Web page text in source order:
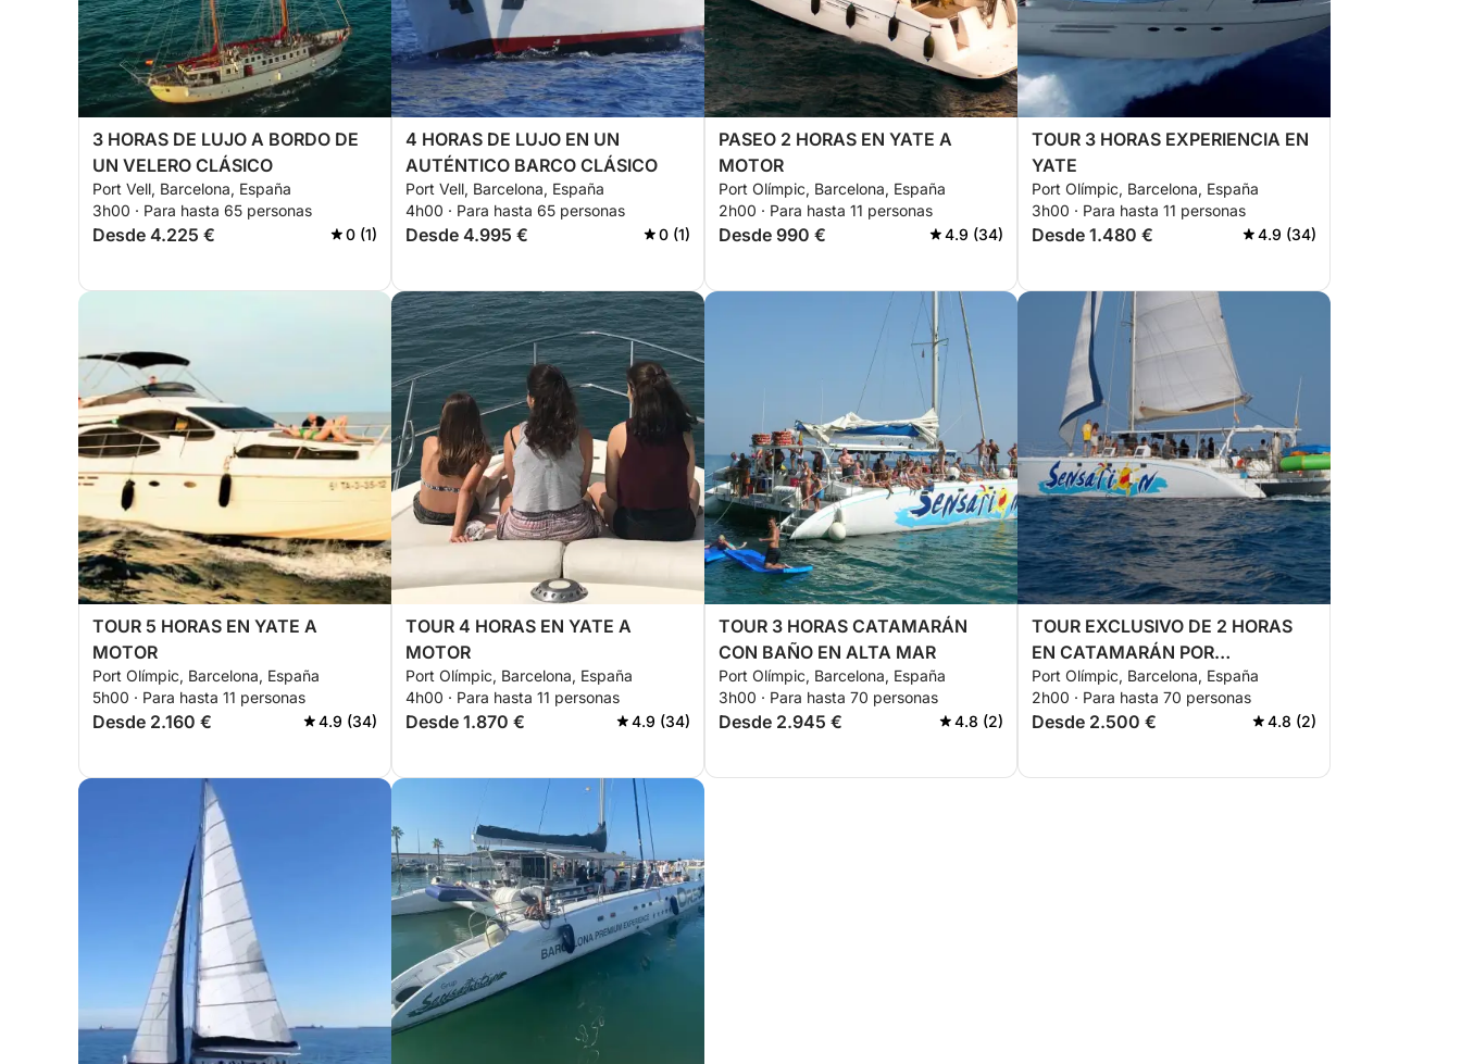
3 HORAS DE LUJO A BORDO DE
UN VELERO CLÁSICO
Port Vell, Barcelona, España
3h00 · Para hasta 65 personas
Desde 4.225 € 0 (1)
4 HORAS DE LUJO EN UN
AUTÉNTICO BARCO CLÁSICO
Port Vell, Barcelona, España
4h00 · Para hasta 65 personas
Desde 4.995 € 0 (1)
PASEO 2 HORAS EN YATE A
MOTOR
Port Olímpic, Barcelona, España
2h00 · Para hasta 11 personas
Desde 990 € 4.9 (34)
TOUR 3 HORAS EXPERIENCIA EN
YATE
Port Olímpic, Barcelona, España
3h00 · Para hasta 11 personas
Desde 1.480 € 4.9 (34)
TOUR 5 HORAS EN YATE A
MOTOR
Port Olímpic, Barcelona, España
5h00 · Para hasta 11 personas
Desde 2.160 € 4.9 (34)
TOUR 4 HORAS EN YATE A
MOTOR
Port Olímpic, Barcelona, España
4h00 · Para hasta 11 personas
Desde 1.870 € 4.9 (34)
TOUR 3 HORAS CATAMARÁN
CON BAÑO EN ALTA MAR
Port Olímpic, Barcelona, España
3h00 · Para hasta 70 personas
Desde 2.945 € 4.8 (2)
TOUR EXCLUSIVO DE 2 HORAS
EN CATAMARÁN POR
BARCELONA
Port Olímpic, Barcelona, España
2h00 · Para hasta 70 personas
Desde 2.500 € 4.8 (2)